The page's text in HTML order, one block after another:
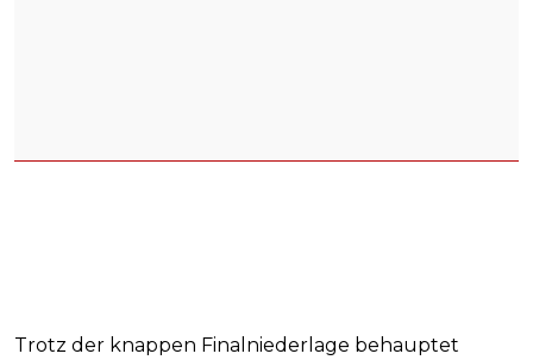
Trotz der knappen Finalniederlage behauptet